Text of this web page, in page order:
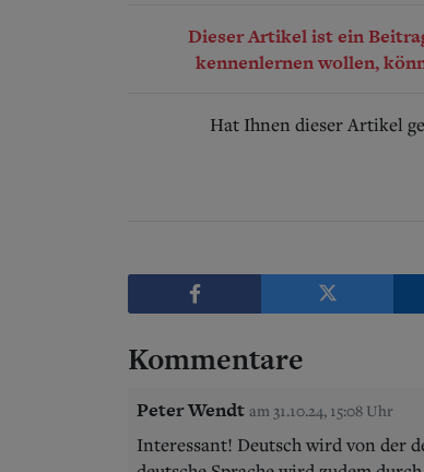
Dieser Artikel ist ein
kennenlernen wollen,
Hat Ihnen dieser Artikel
Kommentare
Peter Wendt am 31.10.24, 15:08 Uhr
Interessant! Deutsch wird von der